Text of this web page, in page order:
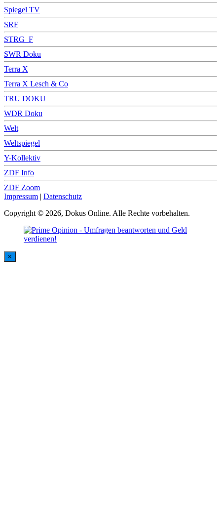
Spiegel TV
SRF
STRG_F
SWR Doku
Terra X
Terra X Lesch & Co
TRU DOKU
WDR Doku
Welt
Weltspiegel
Y-Kollektiv
ZDF Info
ZDF Zoom
Impressum | Datenschutz
Copyright © 2026, Dokus Online. Alle Rechte vorbehalten.
×